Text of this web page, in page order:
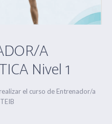
A
Nivel 1
el curso de Entrenador/a